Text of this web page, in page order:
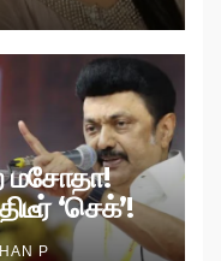
மசோதா!
‘செக்’!
P